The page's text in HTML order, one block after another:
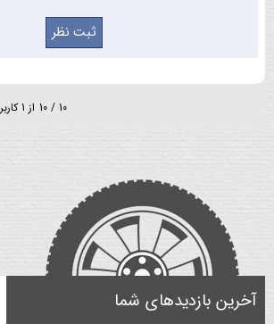
10 / 10 از 1کاربر
آخرین بازدیدهای شما